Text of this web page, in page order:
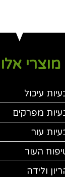
מוצרי
עיכול
מפרקים
עור
העור
ולידה